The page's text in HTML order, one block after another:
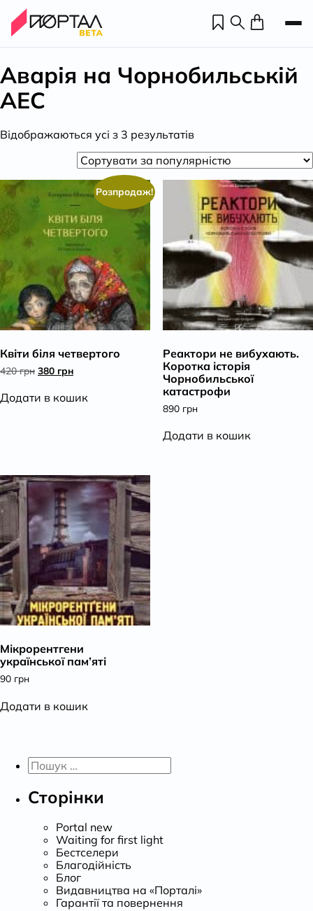
Аварія на Чорнобильській
АЕС
Відображаються усі з 3 результатівВідсортовано
популярністю
Розпродаж!
Квіти біля четвертого
420грн Оригінальна
380 грнПоточна
Додати в кошик
Реактори не вибухають.
Коротка історія
Чорнобильської
катастрофи
890 грн
Додати в кошик
Мікрорентгени
української пам’яті
90 грн
Додати в кошик
Пошук:
Сторінки
Portal new
Waiting for first light
Бестселери
Благодійність
Блог
Видавництва на «Порталі»
Гарантії та повернення